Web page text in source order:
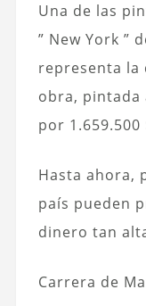
Una de las
” New York ”
representa la
obra, pintada
por 1.659.500
Hasta ahora,
país pueden
dinero tan
Carrera de